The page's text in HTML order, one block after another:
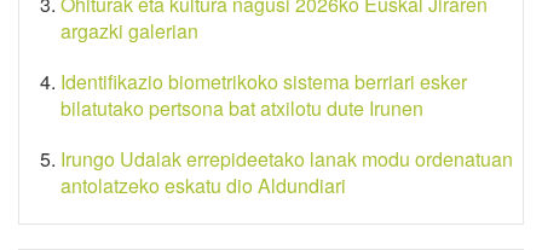
argazki galerian
Identifikazio biometrikoko sistema berriari esker
bilatutako pertsona bat atxilotu dute Irunen
Irungo Udalak errepideetako lanak modu ordenatuan
antolatzeko eskatu dio Aldundiari